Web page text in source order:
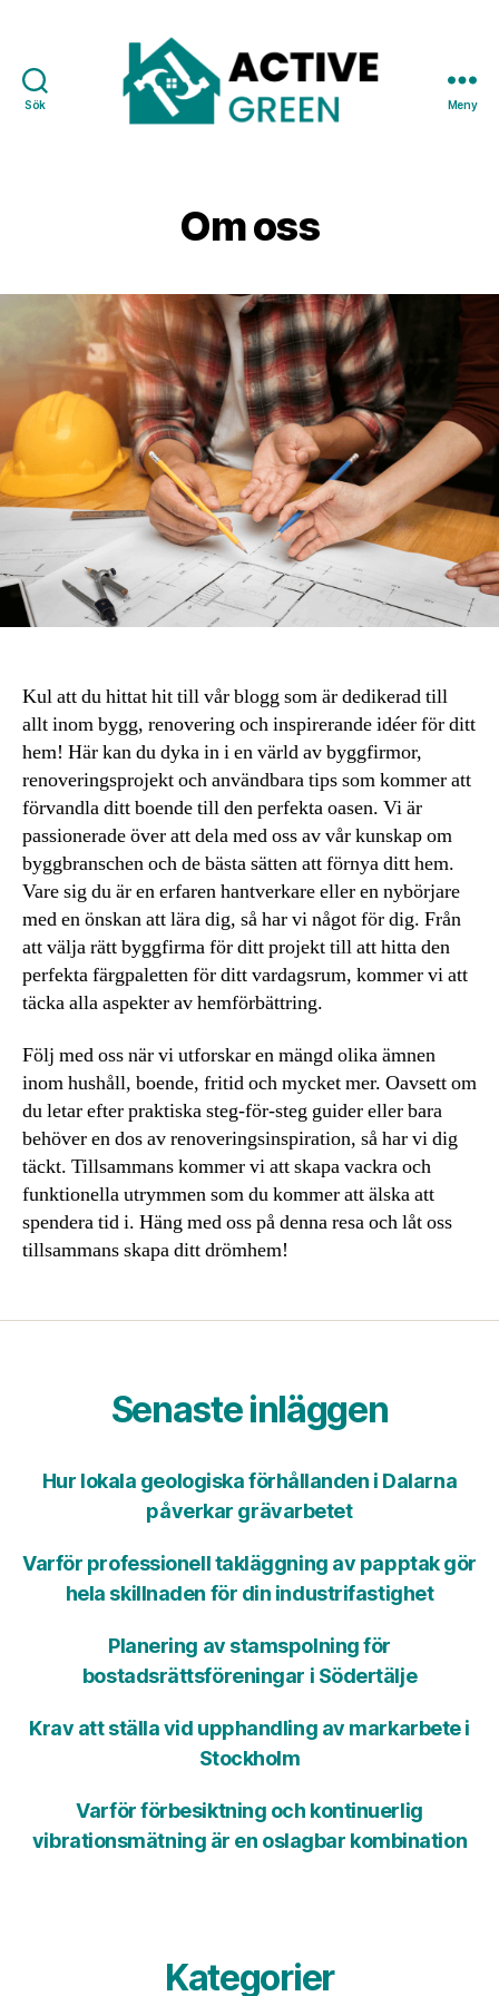
Sök Meny
Om oss
Kul att du hittat hit till vår blogg som är dedikerad till
allt inom bygg, renovering och inspirerande idéer för ditt
hem! Här kan du dyka in i en värld av byggfirmor,
renoveringsprojekt och användbara tips som kommer att
förvandla ditt boende till den perfekta oasen. Vi är
passionerade över att dela med oss av vår kunskap om
byggbranschen och de bästa sätten att förnya ditt hem.
Vare sig du är en erfaren hantverkare eller en nybörjare
med en önskan att lära dig, så har vi något för dig. Från
att välja rätt byggfirma för ditt projekt till att hitta den
perfekta färgpaletten för ditt vardagsrum, kommer vi att
täcka alla aspekter av hemförbättring.
Följ med oss när vi utforskar en mängd olika ämnen
inom hushåll, boende, fritid och mycket mer. Oavsett om
du letar efter praktiska steg-för-steg guider eller bara
behöver en dos av renoveringsinspiration, så har vi dig
täckt. Tillsammans kommer vi att skapa vackra och
funktionella utrymmen som du kommer att älska att
spendera tid i. Häng med oss på denna resa och låt oss
tillsammans skapa ditt drömhem!
Senaste inläggen
Hur lokala geologiska förhållanden i Dalarna
påverkar grävarbetet
Varför professionell takläggning av papptak gör
hela skillnaden för din industrifastighet
Planering av stamspolning för
bostadsrättsföreningar i Södertälje
Krav att ställa vid upphandling av markarbete i
Stockholm
Varför förbesiktning och kontinuerlig
vibrationsmätning är en oslagbar kombination
Kategorier